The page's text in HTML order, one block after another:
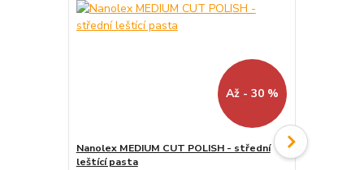
Až - 30 %
Nanolex MEDIUM CUT POLISH - střední
leštící pasta
Nanolex